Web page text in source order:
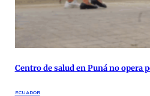
Centro de salud en Puná no opera
ECUADOR